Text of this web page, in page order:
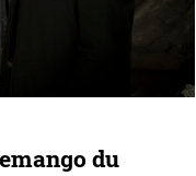
du